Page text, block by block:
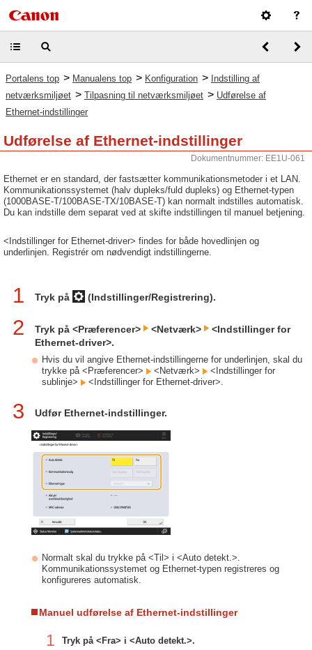
Portalens top > Manualens top > Konfiguration > Indstilling af
netværksmiljøet > Tilpasning til netværksmiljøet > Udførelse af
Ethernet-indstillinger
Udførelse af Ethernet-indstillinger
Dokumentnummer: EE1U-061
Ethernet er en standard, der fastsætter kommunikationsmetoder i et LAN.
Kommunikationssystemet (halv dupleks/fuld dupleks) og Ethernet-typen
(1000BASE-T/100BASE-TX/10BASE-T) kan normalt indstilles automatisk.
Du kan indstille dem separat ved at skifte indstillingen til manuel betjening.
<Indstillinger for Ethernet-driver> findes for både hovedlinjen og
underlinjen. Registrér om nødvendigt indstillingerne.
1 Tryk på (Indstillinger/Registrering).
2 Tryk på <Præferencer> <Netværk>
<Indstillinger for
Ethernet-driver>.
Hvis du vil angive Ethernet-indstillingerne for underlinjen, skal du
trykke på <Præferencer>
<Netværk>
<Indstillinger for
sublinje>
<Indstillinger for Ethernet-driver>.
3 Udfør Ethernet-indstillinger.
Normalt skal du trykke på <Til> i <Auto detekt.>.
Kommunikationssystemet og Ethernet-typen registreres og
konfigureres automatisk.
Manuel udførelse af Ethernet-indstillinger
1 Tryk på <Fra> i <Auto detekt.>.